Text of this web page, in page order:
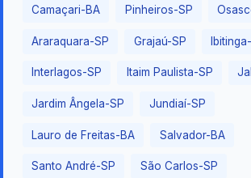
Camaçari-BA Pinheiros-SP
Araraquara-SP Grajaú-SP
Interlagos-SP Itaim Paulista-SP
Jardim Ângela-SP Jundiaí-SP
Lauro de Freitas-BA Salvador-BA
Santo André-SP São Carlos-SP